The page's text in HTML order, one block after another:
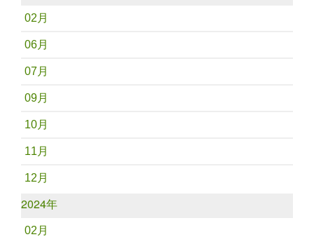
02月
06月
07月
09月
10月
11月
12月
2024年
02月